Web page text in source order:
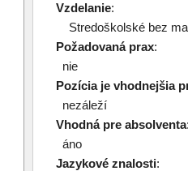
Vzdelanie:
Stredoškolské bez
Požadovaná prax:
nie
Pozícia je vhodnejšia
nezáleží
Vhodná pre absolventa
áno
Jazykové znalosti: